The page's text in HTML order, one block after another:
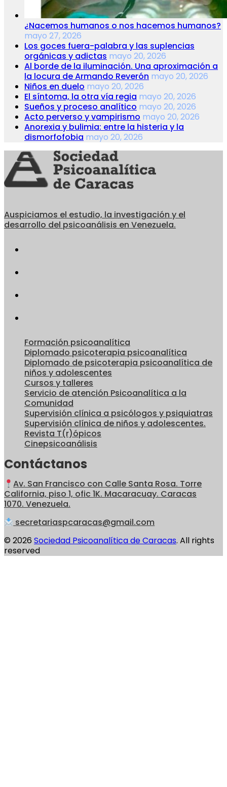
¿Nacemos humanos o nos hacemos humanos?
mayo 27, 2026
Los goces fuera-palabra y las suplencias
orgánicas y adictas mayo 20, 2026
Al borde de la iluminación. Una aproximación a
la locura de Armando Reverón mayo 20, 2026
Niños en duelo mayo 20, 2026
El síntoma, la otra vía regia mayo 20, 2026
Sueños y proceso analítico mayo 20, 2026
Acto perverso y vampirismo mayo 20, 2026
Anorexia y bulimia: entre la histeria y la
dismorfofobia mayo 20, 2026
Auspiciamos el estudio, la investigación y el
desarrollo del psicoanálisis en Venezuela.
Formación psicoanalítica
Diplomado psicoterapia psicoanalítica
Diplomado de psicoterapia psicoanalítica de
niños y adolescentes
Cursos y talleres
Servicio de atención Psicoanalítica a la
Comunidad
Supervisión clínica a psicólogos y psiquiatras
Supervisión clínica de niños y adolescentes.
Revista T(r)ópicos
Cinepsicoanálisis
Contáctanos
Av. San Francisco con Calle Santa Rosa. Torre
California, piso 1, ofic 1K. Macaracuay. Caracas
1070. Venezuela.
secretariaspcaracas@gmail.com
© 2026 Sociedad Psicoanalítica de Caracas. All rights
reserved